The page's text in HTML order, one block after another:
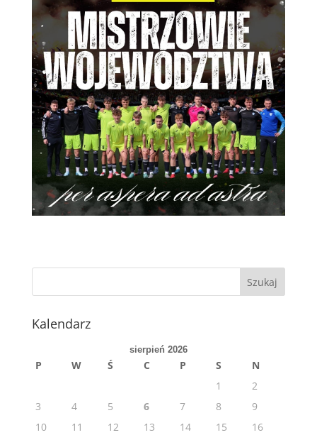
Kalendarz
sierpień 2026
P W Ś C P S
N
1
2
3
4 5 6 7 8
9
10
11 12 13 14 15
16